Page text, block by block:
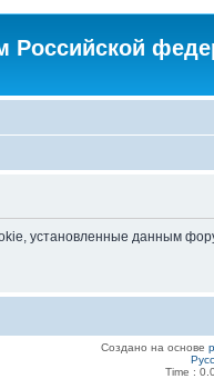
Российской
установленные данным
Создано на основе
Time :